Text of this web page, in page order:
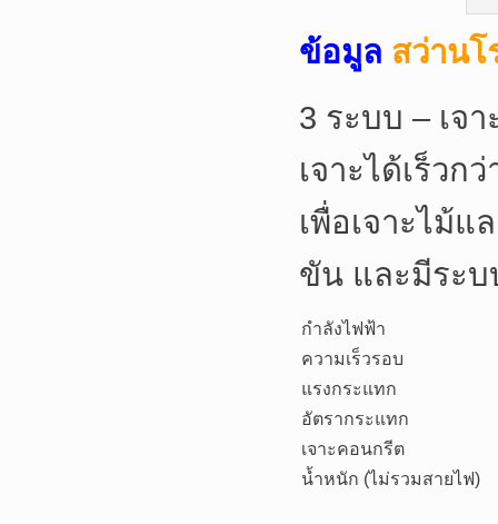
ข้อมูล สว่านโ
3 ระบบ – เจ
เจาะได้เร็วก
เพื่อเจาะไม้แ
ขัน และมีระ
กำลังไฟฟ้า
ความเร็วรอบ
แรงกระแทก
อัตรากระแทก
เจาะคอนกรีต
น้ำหนัก (ไม่รวมสายไฟ)